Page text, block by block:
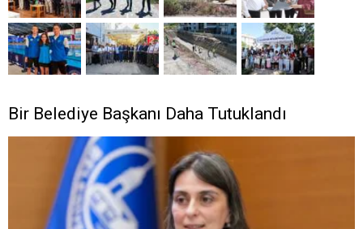
Bir Belediye Başkanı Daha Tutuklandı